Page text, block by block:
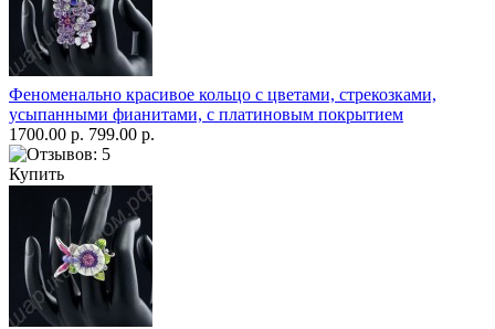
Феноменально красивое кольцо с цветами, стрекозками,
усыпанными фианитами, с платиновым покрытием
1700.00 р. 799.00 р.
Купить